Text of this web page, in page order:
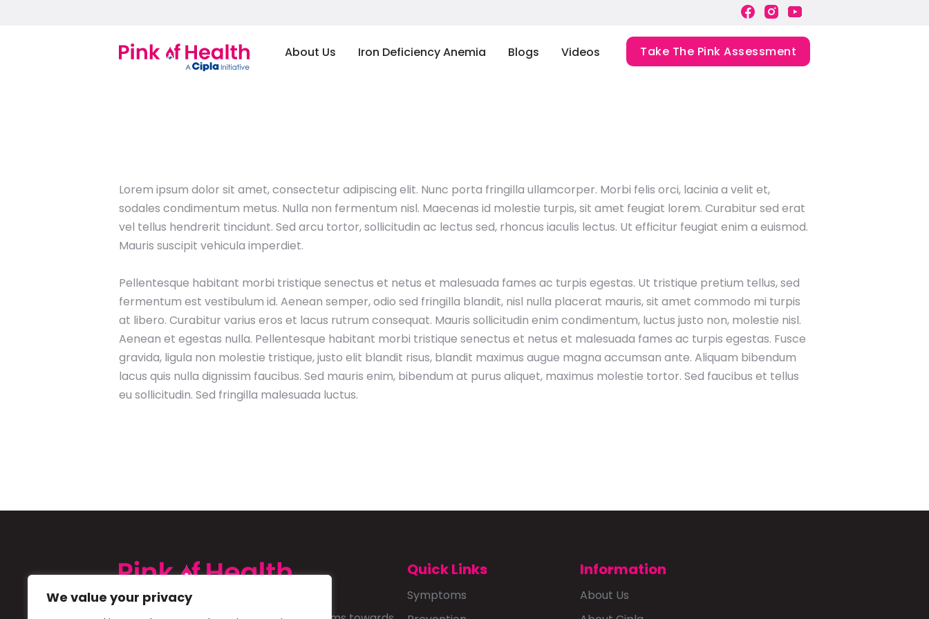
We value your privacy
About Us Iron Deficiency Anemia Blogs Videos Take The Pink Assessment
Lorem ipsum dolor sit amet, consectetur adipiscing elit. Nunc porta fringilla ullamcorper. Morbi felis orci, lacinia a velit et,
sodales condimentum metus. Nulla non fermentum nisl. Maecenas id molestie turpis, sit amet feugiat lorem. Curabitur sed erat
vel tellus hendrerit tincidunt. Sed arcu tortor, sollicitudin ac lectus sed, rhoncus iaculis lectus. Ut efficitur feugiat enim a euismod.
Mauris suscipit vehicula imperdiet.
Pellentesque habitant morbi tristique senectus et netus et malesuada fames ac turpis egestas. Ut tristique pretium tellus, sed
fermentum est vestibulum id. Aenean semper, odio sed fringilla blandit, nisl nulla placerat mauris, sit amet commodo mi turpis
at libero. Curabitur varius eros et lacus rutrum consequat. Mauris sollicitudin enim condimentum, luctus justo non, molestie nisl.
Aenean et egestas nulla. Pellentesque habitant morbi tristique senectus et netus et malesuada fames ac turpis egestas. Fusce
gravida, ligula non molestie tristique, justo elit blandit risus, blandit maximus augue magna accumsan ante. Aliquam bibendum
lacus quis nulla dignissim faucibus. Sed mauris enim, bibendum at purus aliquet, maximus molestie tortor. Sed faucibus et tellus
eu sollicitudin. Sed fringilla malesuada luctus.
Quick Links
Symptoms
Information
About Us